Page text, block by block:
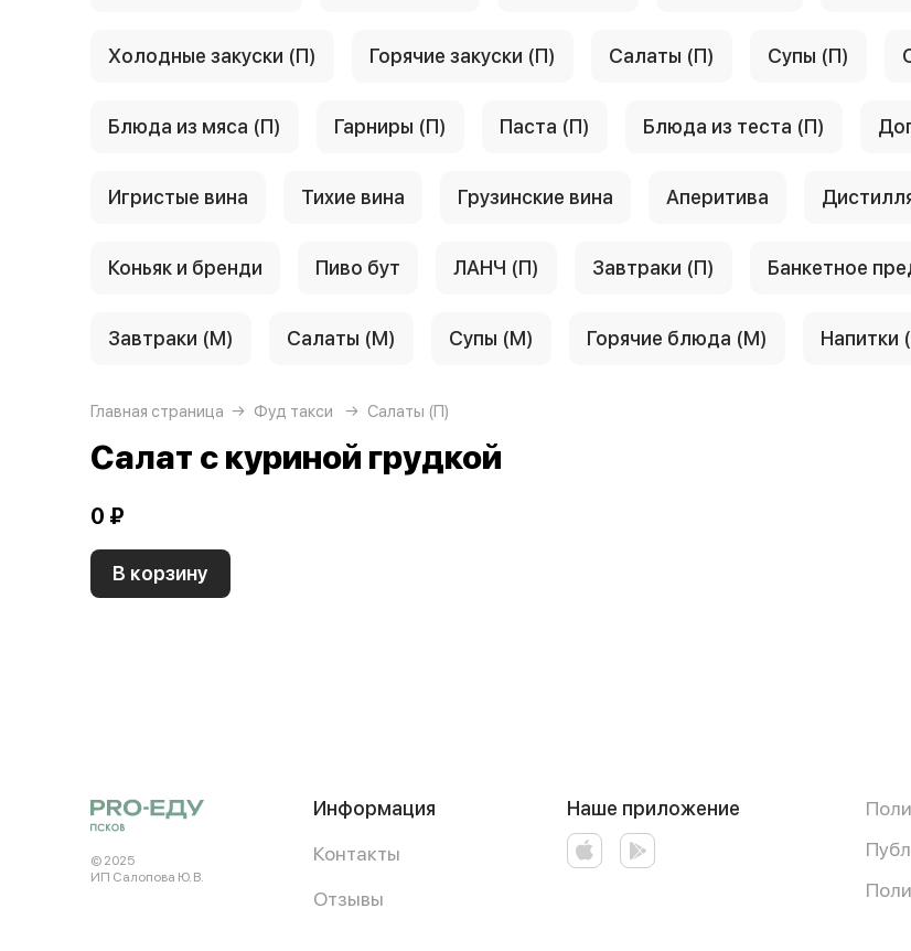
Холодные закуски (П) Горячие закуски (П) Салаты (П) Супы (П)
Блюда из мяса (П) Гарниры (П) Паста (П) Блюда из теста (П)
Игристые вина Тихие вина Грузинские вина Аперитива
Коньяк и бренди Пиво бут ЛАНЧ (П) Завтраки (П) Банкетное
Завтраки (М) Салаты (М) Супы (М) Горячие блюда (М) Напитки
Главная страница Фуд такси Салаты (П)
Салат с куриной грудкой
0 ₽
В корзину
© 2025
ИП Салопова Ю. В.
Информация
Контакты
Отзывы
Наше приложение